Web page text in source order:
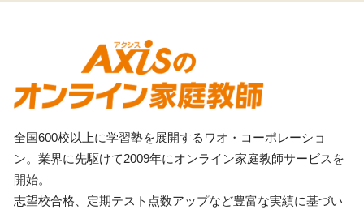
全国600校以上に学習塾を展開するワオ・コーポレーショ
ン。業界に先駆けて2009年にオンライン家庭教師サービスを
開始。
志望校合格、定期テスト点数アップなど豊富な実績に基づい